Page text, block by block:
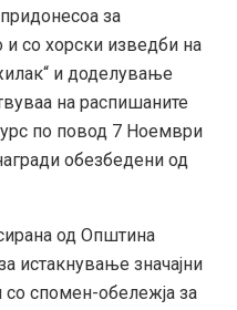
за
и со хорски изведби на
и доделување
на распишаните
по повод 7 Ноември
обезбедени од
од Општина
истакнување значајни
со спомен-обележја за